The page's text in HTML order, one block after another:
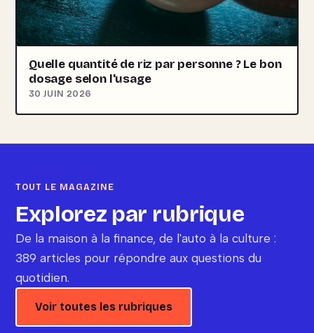
Quelle quantité de riz par personne ? Le bon
dosage selon l'usage
30 JUIN 2026
TOUT LE MAGAZINE
Explorez par rubrique
De la maison à la finance, de l'auto à la culture :
389 articles pour répondre aux questions du
quotidien.
Voir toutes les rubriques